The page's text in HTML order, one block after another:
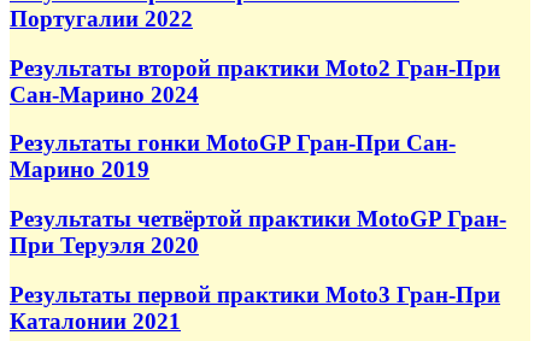
Португалии 2022
Результаты второй практики Moto2 Гран-При
Сан-Марино 2024
Результаты гонки MotoGP Гран-При Сан-
Марино 2019
Результаты четвёртой практики MotoGP Гран-
При Теруэля 2020
Результаты первой практики Moto3 Гран-При
Каталонии 2021